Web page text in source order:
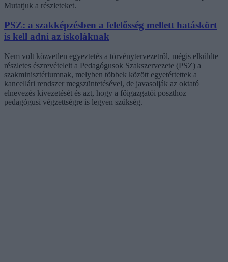
Mutatjuk a részleteket.
PSZ: a szakképzésben a felelősség mellett hatáskört
is kell adni az iskoláknak
Nem volt közvetlen egyeztetés a törvénytervezetről, mégis elküldte
részletes észrevételeit a Pedagógusok Szakszervezete (PSZ) a
szakminisztériumnak, melyben többek között egyetértettek a
kancellári rendszer megszüntetésével, de javasolják az oktató
elnevezés kivezetését és azt, hogy a főigazgatói poszthoz
pedagógusi végzettségre is legyen szükség.